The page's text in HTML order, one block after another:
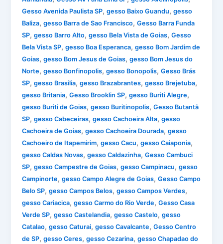
Gesso Avenida Paulista SP,gesso Baixo Guandu,gesso
Baliza,gesso Barra de Sao Francisco,Gesso Barra Funda
SP,gesso Barro Alto,gesso Bela Vista de Goias,Gesso
Bela Vista SP,gesso Boa Esperanca,gesso Bom Jardim de
Goias,gesso Bom Jesus de Goias,gesso Bom Jesus do
Norte,gesso Bonfinopolis,gesso Bonopolis,Gesso Brás
SP,gesso Brasilia,gesso Brazabrantes,gesso Brejetuba,
gesso Britania,Gesso Brooklin SP,gesso Buriti Alegre,
gesso Buriti de Goias,gesso Buritinopolis,Gesso Butantã
SP,gesso Cabeceiras,gesso Cachoeira Alta,gesso
Cachoeira de Goias,gesso Cachoeira Dourada,gesso
Cachoeiro de Itapemirim,gesso Cacu,gesso Caiaponia,
gesso Caldas Novas,gesso Caldazinha,Gesso Cambuci
SP,gesso Campestre de Goias,gesso Campinacu,gesso
Campinorte,gesso Campo Alegre de Goias,Gesso Campo
Belo SP,gesso Campos Belos,gesso Campos Verdes,
gesso Cariacica,gesso Carmo do Rio Verde,Gesso Casa
Verde SP,gesso Castelandia,gesso Castelo,gesso
Catalao,gesso Caturai,gesso Cavalcante,Gesso Centro
de SP,gesso Ceres,gesso Cezarina,gesso Chapadao do